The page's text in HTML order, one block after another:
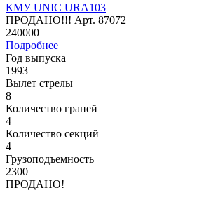
КМУ UNIC URA103
ПРОДАНО!!! Арт. 87072
240000
Подробнее
Год выпуска
1993
Вылет стрелы
8
Количество граней
4
Количество секций
4
Грузоподъемность
2300
ПРОДАНО!